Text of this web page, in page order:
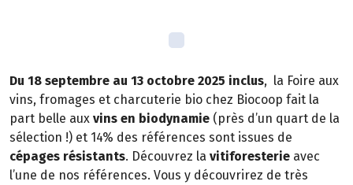
Du 18 septembre au 13 octobre 2025 inclus, la Foire aux
vins, fromages et charcuterie bio chez Biocoop fait la
part belle aux vins en biodynamie (près d’un quart de la
sélection !) et 14% des références sont issues de
cépages résistants. Découvrez la vitiforesterie avec
l’une de nos références. Vous y découvrirez de très